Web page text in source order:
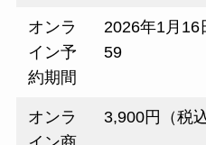
オンラ
イン予
約期間
2026年1月16
59
オンラ
3,900円（税